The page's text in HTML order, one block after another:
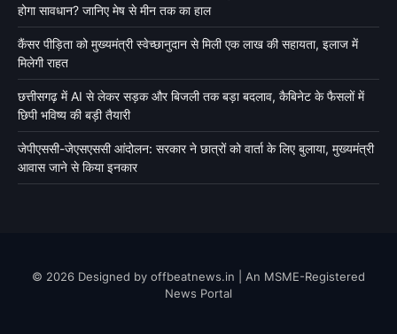
होगा सावधान? जानिए मेष से मीन तक का हाल
कैंसर पीड़िता को मुख्यमंत्री स्वेच्छानुदान से मिली एक लाख की सहायता, इलाज में
मिलेगी राहत
छत्तीसगढ़ में AI से लेकर सड़क और बिजली तक बड़ा बदलाव, कैबिनेट के फैसलों में
छिपी भविष्य की बड़ी तैयारी
जेपीएससी-जेएसएससी आंदोलन: सरकार ने छात्रों को वार्ता के लिए बुलाया, मुख्यमंत्री
आवास जाने से किया इनकार
© 2026 Designed by offbeatnews.in | An MSME-Registered
News Portal